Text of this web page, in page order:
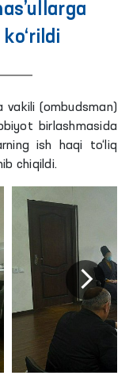
vakili (ombudsman)
birlashmasida
ish haqi to‘liq
chiqildi.